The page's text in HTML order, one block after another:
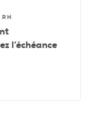
l’échéance